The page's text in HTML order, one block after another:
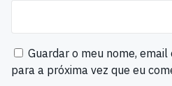
Guardar o meu nome,
para a próxima vez que eu